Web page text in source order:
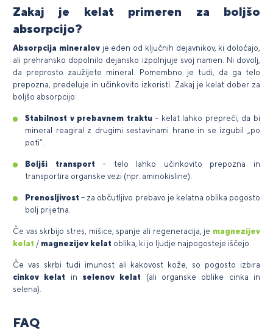
Zakaj je kelat primeren za boljšo
absorpcijo?
Absorpcija mineralov je eden od ključnih dejavnikov, ki določajo,
ali prehransko dopolnilo dejansko izpolnjuje svoj namen. Ni dovolj,
da preprosto zaužijete mineral. Pomembno je tudi, da ga telo
prepozna, predeluje in učinkovito izkoristi. Zakaj je kelat dober za
boljšo absorpcijo:
Stabilnost v prebavnem traktu– kelat lahko prepreči, da bi
mineral reagiral z drugimi sestavinami hrane in se izgubil „po
poti“.
Boljši transport– telo lahko učinkovito prepozna in
transportira organske vezi (npr. aminokisline).
Prenosljivost– za občutljivo prebavo je kelatna oblika pogosto
bolj prijetna.
Če vas skrbijo stres, mišice, spanje ali regeneracija, je magnezijev
kelat / magnezijev kelat oblika, ki jo ljudje najpogosteje iščejo.
Če vas skrbi tudi imunost ali kakovost kože, so pogosto izbira
cinkov kelat in selenov kelat (ali organske oblike cinka in
selena).
FAQ